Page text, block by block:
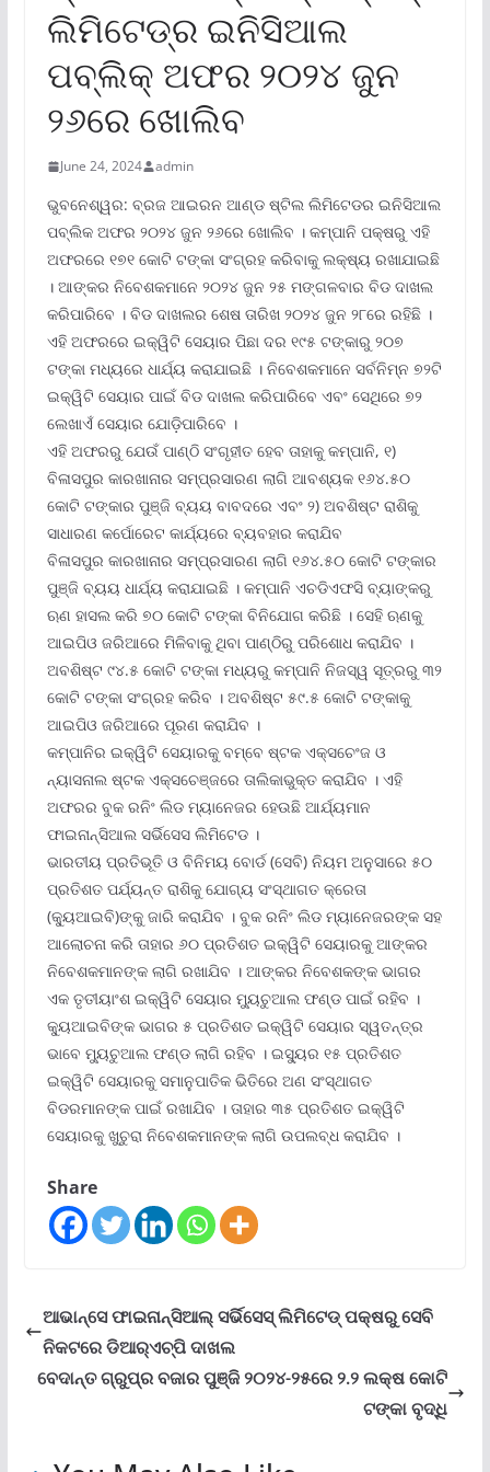
ଲିମିଟେଡ୍‌ର ଇନିସିଆଲ
ପବ୍ଲିକ୍ ଅଫର ୨୦୨୪ ଜୁନ
୨୬ରେ ଖୋଲିବ
June 24, 2024 admin
ଭୁବନେଶ୍ୱର: ବ୍ରଜ ଆଇରନ ଆଣ୍ଡ ଷ୍ଟିଲ ଲିମିଟେଡର ଇନିସିଆଲ
ପବ୍ଲିକ ଅଫର ୨୦୨୪ ଜୁନ ୨୬ରେ ଖୋଲିବ । କମ୍ପାନି ପକ୍ଷରୁ ଏହି
ଅଫରରେ ୧୭୧ କୋଟି ଟଙ୍କା ସଂଗ୍ରହ କରିବାକୁ ଲକ୍ଷ୍ୟ ରଖାଯାଇଛି
। ଆଙ୍କର ନିବେଶକମାନେ ୨୦୨୪ ଜୁନ ୨୫ ମଙ୍ଗଳବାର ବିଡ ଦାଖଲ
କରିପାରିବେ । ବିଡ ଦାଖଲର ଶେଷ ତାରିଖ ୨୦୨୪ ଜୁନ ୨୮ରେ ରହିଛି ।
ଏହି ଅଫରରେ ଇକ୍ୱିଟି ସେୟାର ପିଛା ଦର ୧୯୫ ଟଙ୍କାରୁ ୨୦୭
ଟଙ୍କା ମଧ୍ୟରେ ଧାର୍ଯ୍ୟ କରାଯାଇଛି । ନିବେଶକମାନେ ସର୍ବନିମ୍ନ ୭୨ଟି
ଇକ୍ୱିଟି ସେୟାର ପାଇଁ ବିଡ ଦାଖଲ କରିପାରିବେ ଏବଂ ସେଥିରେ ୭୨
ଲେଖାଏଁ ସେୟାର ଯୋଡ଼ିପାରିବେ ।
ଏହି ଅଫରରୁ ଯେଉଁ ପାଣ୍ଠି ସଂଗୃହୀତ ହେବ ତାହାକୁ କମ୍ପାନି, ୧)
ବିଳାସପୁର କାରଖାନାର ସମ୍ପ୍ରସାରଣ ଲାଗି ଆବଶ୍ୟକ ୧୬୪.୫୦
କୋଟି ଟଙ୍କାର ପୁଞ୍ଜି ବ୍ୟୟ ବାବଦରେ ଏବଂ ୨) ଅବଶିଷ୍ଟ ରାଶିକୁ
ସାଧାରଣ କର୍ପୋରେଟ କାର୍ଯ୍ୟରେ ବ୍ୟବହାର କରାଯିବ
ବିଳାସପୁର କାରଖାନାର ସମ୍ପ୍ରସାରଣ ଲାଗି ୧୬୪.୫୦ କୋଟି ଟଙ୍କାର
ପୁଞ୍ଜି ବ୍ୟୟ ଧାର୍ଯ୍ୟ କରାଯାଇଛି । କମ୍ପାନି ଏଚଡିଏଫସି ବ୍ୟାଙ୍କରୁ
ଋଣ ହାସଲ କରି ୭୦ କୋଟି ଟଙ୍କା ବିନିଯୋଗ କରିଛି । ସେହି ଋଣକୁ
ଆଇପିଓ ଜରିଆରେ ମିଳିବାକୁ ଥିବା ପାଣ୍ଠିରୁ ପରିଶୋଧ କରାଯିବ ।
ଅବଶିଷ୍ଟ ୯୪.୫ କୋଟି ଟଙ୍କା ମଧ୍ୟରୁ କମ୍ପାନି ନିଜସ୍ୱ ସୂତ୍ରରୁ ୩୨
କୋଟି ଟଙ୍କା ସଂଗ୍ରହ କରିବ । ଅବଶିଷ୍ଟ ୫୯.୫ କୋଟି ଟଙ୍କାକୁ
ଆଇପିଓ ଜରିଆରେ ପୂରଣ କରାଯିବ ।
କମ୍ପାନିର ଇକ୍ୱିଟି ସେୟାରକୁ ବମ୍ବେ ଷ୍ଟକ ଏକ୍ସଚେଂଜ ଓ
ନ୍ୟାସନାଲ ଷ୍ଟକ ଏକ୍ସଚେଞ୍ଜରେ ତାଲିକାଭୁକ୍ତ କରାଯିବ । ଏହି
ଅଫରର ବୁକ ରନିଂ ଲିଡ ମ୍ୟାନେଜର ହେଉଛି ଆର୍ଯ୍ୟମାନ
ଫାଇନାନ୍ସିଆଲ ସର୍ଭିସେସ ଲିମିଟେଡ ।
ଭାରତୀୟ ପ୍ରତିଭୂତି ଓ ବିନିମୟ ବୋର୍ଡ (ସେବି) ନିୟମ ଅନୁସାରେ ୫୦
ପ୍ରତିଶତ ପର୍ଯ୍ୟନ୍ତ ରାଶିକୁ ଯୋଗ୍ୟ ସଂସ୍ଥାଗତ କ୍ରେତା
(କ୍ୟୁଆଇବି)ଙ୍କୁ ଜାରି କରାଯିବ । ବୁକ ରନିଂ ଲିଡ ମ୍ୟାନେଜରଙ୍କ ସହ
ଆଲୋଚନା କରି ତାହାର ୬୦ ପ୍ରତିଶତ ଇକ୍ୱିଟି ସେୟାରକୁ ଆଙ୍କର
ନିବେଶକମାନଙ୍କ ଲାଗି ରଖାଯିବ । ଆଙ୍କର ନିବେଶକଙ୍କ ଭାଗର
ଏକ ତୃତୀୟାଂଶ ଇକ୍ୱିଟି ସେୟାର ମ୍ୟୁଚୁଆଲ ଫଣ୍ଡ ପାଇଁ ରହିବ ।
କ୍ୟୁଆଇବିଙ୍କ ଭାଗର ୫ ପ୍ରତିଶତ ଇକ୍ୱିଟି ସେୟାର ସ୍ୱତନ୍ତ୍ର
ଭାବେ ମ୍ୟୁଚୁଆଲ ଫଣ୍ଡ ଲାଗି ରହିବ । ଇସ୍ୟୁର ୧୫ ପ୍ରତିଶତ
ଇକ୍ୱିଟି ସେୟାରକୁ ସମାନୁପାତିକ ଭିତିରେ ଅଣ ସଂସ୍ଥାଗତ
ବିଡରମାନଙ୍କ ପାଇଁ ରଖାଯିବ । ତାହାର ୩୫ ପ୍ରତିଶତ ଇକ୍ୱିଟି
ସେୟାରକୁ ଖୁଚୁରା ନିବେଶକମାନଙ୍କ ଲାଗି ଉପଲବ୍ଧ କରାଯିବ ।
Share
ଆଭାନ୍‌ସେ ଫାଇନାନ୍ସିଆଲ୍ ସର୍ଭିସେସ୍ ଲିମିଟେଡ୍ ପକ୍ଷରୁ ସେବି
ନିକଟରେ ଡିଆର୍‌ଏଚ୍‌ପି ଦାଖଲ
ବେଦାନ୍ତ ଗ୍ରୁପ୍‌ର ବଜାର ପୁଞ୍ଜି ୨୦୨୪-୨୫ରେ ୨.୨ ଲକ୍ଷ କୋଟି
ଟଙ୍କା ବୃଦ୍ଧି